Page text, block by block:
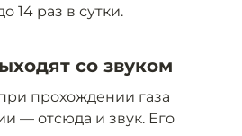
14 раз в сутки.
со звуком
прохождении газа
— отсюда и звук. Его